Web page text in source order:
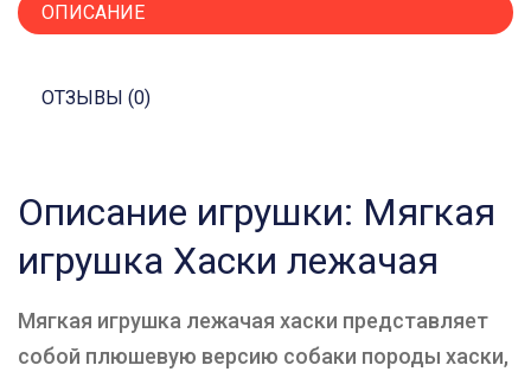
ОПИСАНИЕ
ОТЗЫВЫ (0)
Описание игрушки: Мягкая
игрушка Хаски лежачая
Мягкая игрушка лежачая хаски представляет
собой плюшевую версию собаки породы хаски,